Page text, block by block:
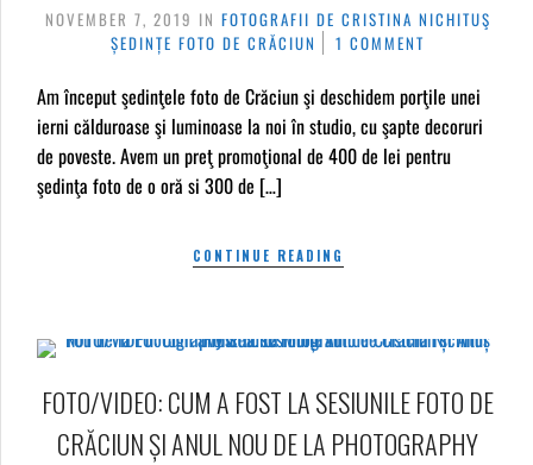
NOVEMBER 7, 2019 IN FOTOGRAFII DE CRISTINA NICHITUŞ
ȘEDINȚE FOTO DE CRĂCIUN
1 COMMENT
Am început şedinţele foto de Crăciun şi deschidem porţile unei
ierni călduroase şi luminoase la noi în studio, cu şapte decoruri
de poveste. Avem un preţ promoţional de 400 de lei pentru
şedinţa foto de o oră si 300 de […]
CONTINUE READING
FOTO/VIDEO: CUM A FOST LA SESIUNILE FOTO DE
CRĂCIUN ȘI ANUL NOU DE LA PHOTOGRAPHY